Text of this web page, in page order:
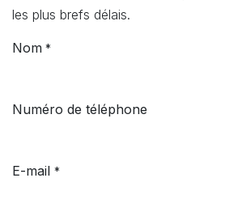
les plus brefs délais.
Nom​ *
Numéro de téléphone​
E-mail *